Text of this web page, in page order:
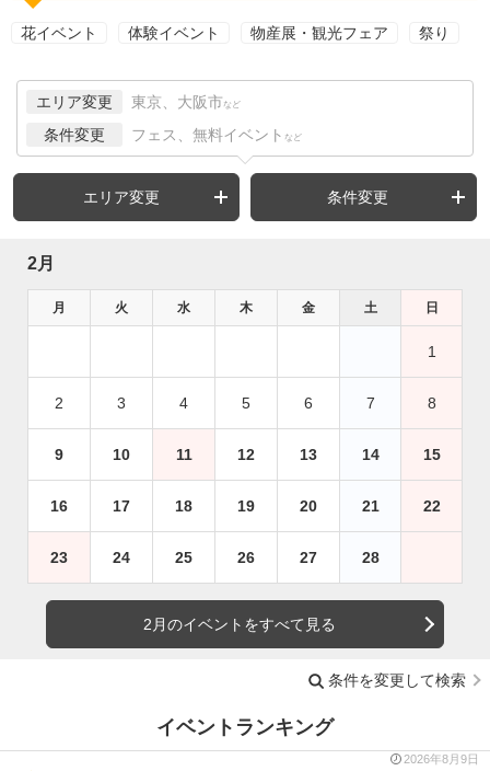
花イベント 体験イベント 物産展・観光フェア 祭り
エリア変更 東京、大阪市 など
条件変更 フェス、無料イベント など
エリア変更 条件変更
2月
月 火 水 木 金 土 日
1
2 3 4 5 6 7 8
9 10 11 12 13 14 15
16 17 18 19 20 21 22
23 24 25 26 27 28
2月のイベントをすべて見る
条件を変更して検索
イベントランキング
2026年8月9日